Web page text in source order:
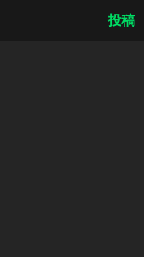
投稿